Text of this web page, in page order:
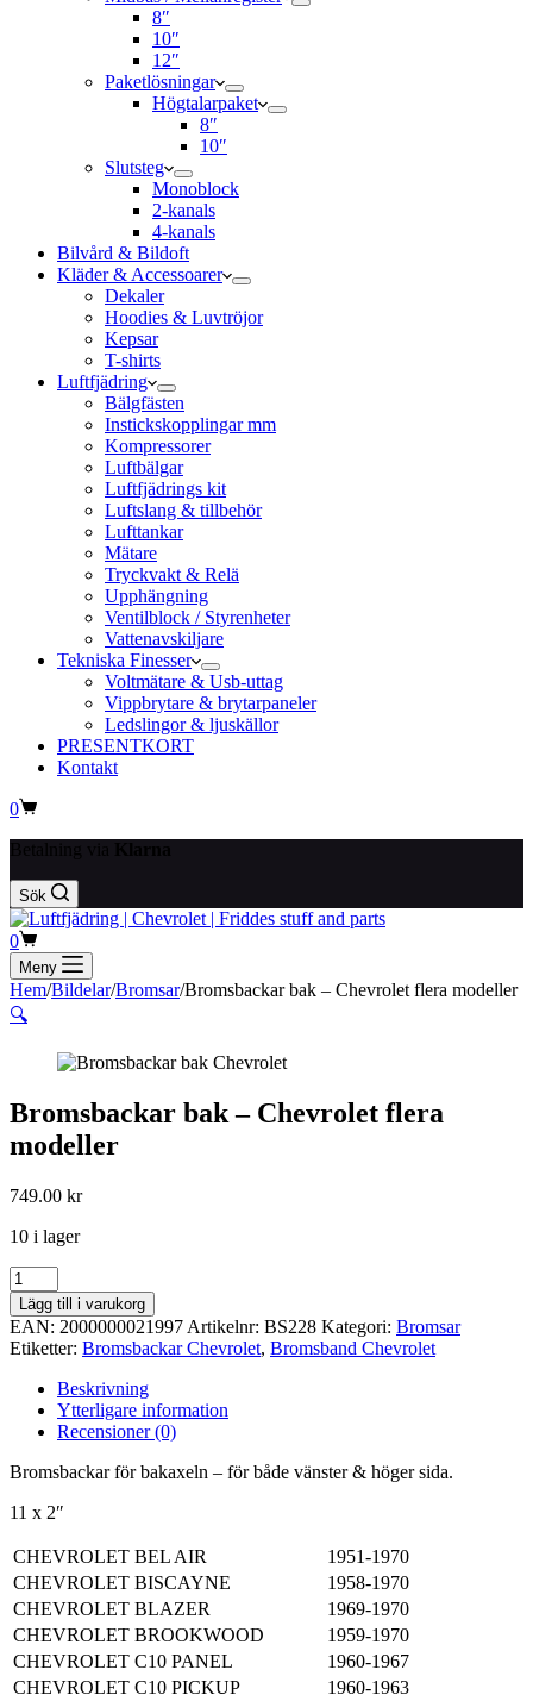
8″
10″
12″
Paketlösningar
Högtalarpaket
8″
10″
Slutsteg
Monoblock
2-kanals
4-kanals
Bilvård & Bildoft
Kläder & Accessoarer
Dekaler
Hoodies & Luvtröjor
Kepsar
T-shirts
Luftfjädring
Bälgfästen
Instickskopplingar mm
Kompressorer
Luftbälgar
Luftfjädrings kit
Luftslang & tillbehör
Lufttankar
Mätare
Tryckvakt & Relä
Upphängning
Ventilblock / Styrenheter
Vattenavskiljare
Tekniska Finesser
Voltmätare & Usb-uttag
Vippbrytare & brytarpaneler
Ledslingor & ljuskällor
PRESENTKORT
Kontakt
Varukorg
0
Sök
Varukorg
0
Meny
Hem/Bildelar/Bromsar/Bromsbackar bak – Chevrolet flera modeller
🔍
Bromsbackar bak – Chevrolet flera
modeller
749.00 kr
10 i lager
Bromsbackar
bak
-
Chevrolet
flera
modeller
mängd
Lägg till i varukorg
EAN: 2000000021997 Artikelnr: BS228 Kategori: Bromsar
Etiketter: Bromsbackar Chevrolet, Bromsband Chevrolet
Beskrivning
Ytterligare information
Recensioner (0)
Bromsbackar för bakaxeln – för både vänster & höger sida.
11 x 2″
CHEVROLET BEL AIR
1951-1970
CHEVROLET BISCAYNE
1958-1970
CHEVROLET BLAZER
1969-1970
CHEVROLET BROOKWOOD
1959-1970
CHEVROLET C10 PANEL
1960-1967
CHEVROLET C10 PICKUP
1960-1963